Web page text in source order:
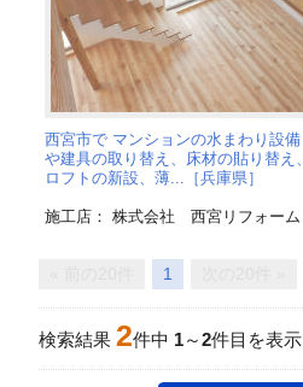
西宮市で マンションの水まわり設備
や建具の取り替え、床材の貼り替え、
ロフトの新設、薄...［兵庫県］
施工店： 株式会社 西宮リフォーム
1
検索結果 2件中 1～2件目を表示